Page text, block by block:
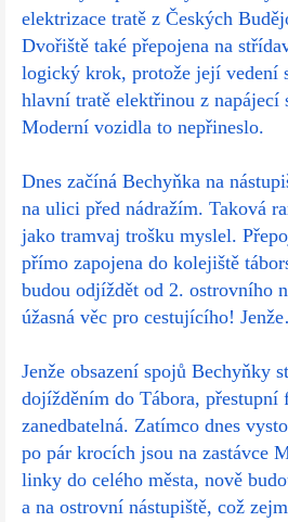
elektrizace tratě z Českých
Dvořiště také přepojena na
logický krok, protože její vedení
hlavní tratě elektřinou z napájecí
Moderní vozidla to nepřineslo.
Dnes začíná Bechyňka na
na ulici před nádražím. Taková
jako tramvaj trošku myslel.
přímo zapojena do kolejiště
budou odjíždět od 2. ostrovního
úžasná věc pro cestujícího!
Jenže obsazení spojů Bechyňky
dojížděním do Tábora, přestupní
zanedbatelná. Zatímco dnes
po pár krocích jsou na zastávce
linky do celého města, nově
a na ostrovní nástupiště, což